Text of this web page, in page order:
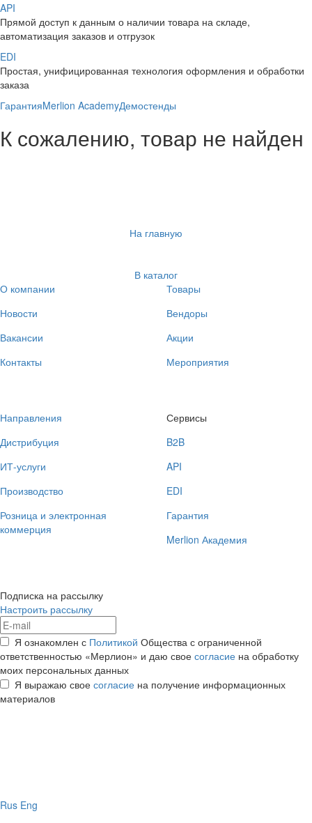
API
Прямой доступ к данным о наличии товара на складе,
автоматизация заказов и отгрузок
EDI
Простая, унифицированная технология оформления и обработки
заказа
ГарантияMerlion AcademyДемостенды
К сожалению, товар не найден
На главную
В каталог
О компании
Новости
Вакансии
Контакты
Товары
Вендоры
Акции
Мероприятия
Направления
Дистрибуция
ИТ-услуги
Производство
Розница и электронная
коммерция
Сервисы
B2B
API
EDI
Гарантия
Merlion Академия
Подписка на рассылку
Настроить рассылку
Я ознакомлен с Политикой Общества с ограниченной
ответственностью «Мерлион» и даю свое согласие на обработку
моих персональных данных
Я выражаю свое согласие на получение информационных
материалов
Rus Eng